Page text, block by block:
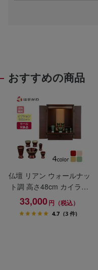
おすすめの商品
仏壇 リアン ウォールナッ
ト調 高さ48cm カイラ具
足セット
33,000円（税込）
4.7 (3 件)